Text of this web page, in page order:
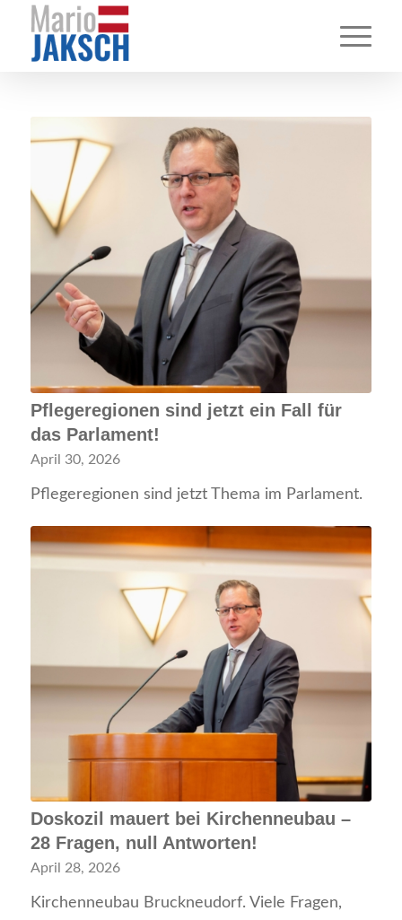
Pflegeregionen sind jetzt ein Fall für
das Parlament!
April 30, 2026
Pflegeregionen sind jetzt Thema im Parlament.
Doskozil mauert bei Kirchenneubau –
28 Fragen, null Antworten!
April 28, 2026
Kirchenneubau Bruckneudorf. Viele Fragen,